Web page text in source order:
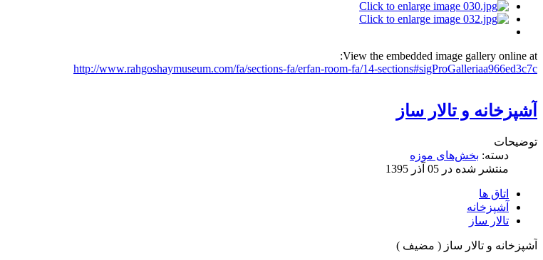
View the embedded image gallery online at:
http://www.rahgoshaymuseum.com/fa/sections-fa/erfan-room-fa/14-sections#sigProGalleriaa966ed3c7c
آشپزخانه و تالار ساز
توضیحات
دسته: بخش‌های موزه
منتشر شده در 05 آذر 1395
اتاق ها
آشپزخانه
تالار ساز
آشپزخانه و تالار ساز ( مضيف )